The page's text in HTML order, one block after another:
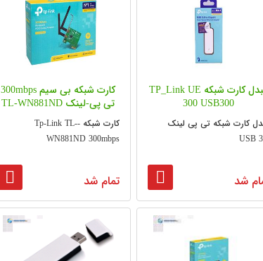
مبدل کارت شبکه TP_Link UE
300 USB300
کارت شبکه تی پی لینک
USB
شد
کارت شبکه بی سیم 300mbps
تی پی-لینک TL-WN881ND
کارت شبکه Tp-Link TL--
WN881ND 300mbps
تمام شد